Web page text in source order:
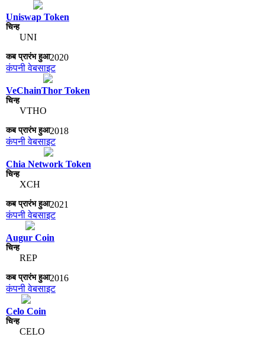
Uniswap Token
UNI
2020
कंपनी वेबसाइट
VeChainThor Token
VTHO
2018
कंपनी वेबसाइट
Chia Network Token
XCH
2021
कंपनी वेबसाइट
Augur Coin
REP
2016
कंपनी वेबसाइट
Celo Coin
CELO